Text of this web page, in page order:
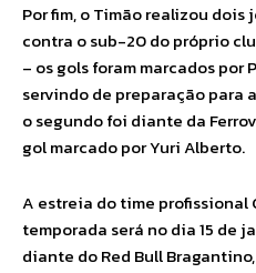
Por fim, o Timão realizou
contra o sub-20 do próprio
– os gols foram marcados por
servindo de preparação para
o segundo foi diante da
gol marcado por Yuri Alberto.
A estreia do time
temporada será no dia 15 de
diante do Red Bull